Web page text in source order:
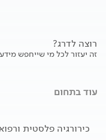
רוצה לדרג?
זה יעזור לכל מי שייחפש
עוד בתחום
כירורגיה פלסטית